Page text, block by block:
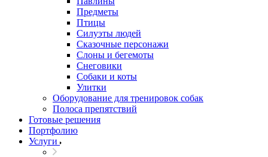
Предметы
Птицы
Силуэты людей
Сказочные персонажи
Слоны и бегемоты
Снеговики
Собаки и коты
Улитки
Оборудование для тренировок собак
Полоса препятствий
Готовые решения
Портфолию
Услуги